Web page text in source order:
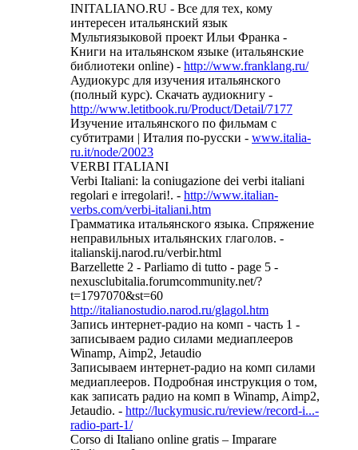
INITALIANO.RU - Все для тех, кому
интересен итальянский язык
Мультиязыковой проект Ильи Франка -
Книги на итальянском языке (итальянские
библиотеки online) - http://www.franklang.ru/
Аудиокурс для изучения итальянского
(полный курс). Скачать аудиокнигу -
http://www.letitbook.ru/Product/Detail/7177
Изучение итальянского по фильмам с
субтитрами | Италия по-русски - www.italia-
ru.it/node/20023
VERBI ITALIANI
Verbi Italiani: la coniugazione dei verbi italiani
regolari e irregolari!. - http://www.italian-
verbs.com/verbi-italiani.htm
Грамматика итальянского языка. Спряжение
неправильных итальянских глаголов. -
italianskij.narod.ru/verbir.html
Barzellette 2 - Parliamo di tutto - page 5 -
nexusclubitalia.forumcommunity.net/?
t=1797070&st=60
http://italianostudio.narod.ru/glagol.htm
Запись интернет-радио на комп - часть 1 -
записываем радио силами медиаплееров
Winamp, Aimp2, Jetaudio
Записываем интернет-радио на комп силами
медиаплееров. Подробная инструкция о том,
как записать радио на комп в Winamp, Aimp2,
Jetaudio. - http://luckymusic.ru/review/record-i...-
radio-part-1/
Corso di Italiano online gratis – Imparare